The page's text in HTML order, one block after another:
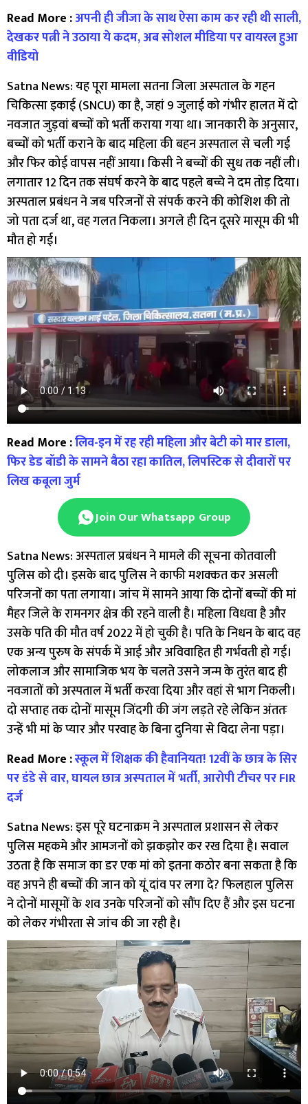
Read More :अपनी ही जीजा के साथ ऐसा काम कर रही थी साली,
देखकर पत्नी ने उठाया ये कदम, अब सोशल मीडिया पर वायरल हुआ
वीडियो
Satna News: यह पूरा मामला सतना जिला अस्पताल के गहन
चिकित्सा इकाई (SNCU) का है, जहां 9 जुलाई को गंभीर हालत में दो
नवजात जुड़वां बच्चों को भर्ती कराया गया था। जानकारी के अनुसार,
बच्चों को भर्ती कराने के बाद महिला की बहन अस्पताल से चली गई
और फिर कोई वापस नहीं आया। किसी ने बच्चों की सुध तक नहीं ली।
लगातार 12 दिन तक संघर्ष करने के बाद पहले बच्चे ने दम तोड़ दिया।
अस्पताल प्रबंधन ने जब परिजनों से संपर्क करने की कोशिश की तो
जो पता दर्ज था, वह गलत निकला। अगले ही दिन दूसरे मासूम की भी
मौत हो गई।
Read More :लिव-इन में रह रही महिला और बेटी को मार डाला,
फिर डेड बॉडी के सामने बैठा रहा कातिल, लिपस्टिक से दीवारों पर
लिख कबूला जुर्म
Join Our Whatsapp Group
Satna News: अस्पताल प्रबंधन ने मामले की सूचना कोतवाली
पुलिस को दी। इसके बाद पुलिस ने काफी मशक्कत कर असली
परिजनों का पता लगाया। जांच में सामने आया कि दोनों बच्चों की मां
मैहर जिले के रामनगर क्षेत्र की रहने वाली है। महिला विधवा है और
उसके पति की मौत वर्ष 2022 में हो चुकी है। पति के निधन के बाद वह
एक अन्य पुरुष के संपर्क में आई और अविवाहित ही गर्भवती हो गई।
लोकलाज और सामाजिक भय के चलते उसने जन्म के तुरंत बाद ही
नवजातों को अस्पताल में भर्ती करवा दिया और वहां से भाग निकली।
दो सप्ताह तक दोनों मासूम जिंदगी की जंग लड़ते रहे लेकिन अंततः
उन्हें भी मां के प्यार और परवाह के बिना दुनिया से विदा लेना पड़ा।
Read More :स्कूल में शिक्षक की हैवानियत! 12वीं के छात्र के सिर
पर डंडे से वार, घायल छात्र अस्पताल में भर्ती, आरोपी टीचर पर FIR
दर्ज
Satna News: इस पूरे घटनाक्रम ने अस्पताल प्रशासन से लेकर
पुलिस महकमे और आमजनों को झकझोर कर रख दिया है। सवाल
उठता है कि समाज का डर एक मां को इतना कठोर बना सकता है कि
वह अपने ही बच्चों की जान को यूं दांव पर लगा दे? फिलहाल पुलिस
ने दोनों मासूमों के शव उनके परिजनों को सौंप दिए हैं और इस घटना
को लेकर गंभीरता से जांच की जा रही है।